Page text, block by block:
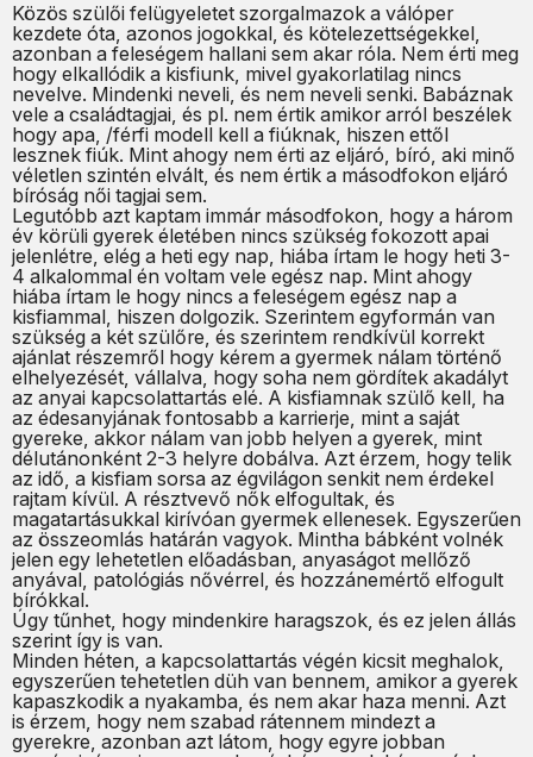
Közös szülői felügyeletet szorgalmazok a válóper
kezdete óta, azonos jogokkal, és kötelezettségekkel,
azonban a feleségem hallani sem akar róla. Nem érti meg
hogy elkallódik a kisfiunk, mivel gyakorlatilag nincs
nevelve. Mindenki neveli, és nem neveli senki. Babáznak
vele a családtagjai, és pl. nem értik amikor arról beszélek
hogy apa, /férfi modell kell a fiúknak, hiszen ettől
lesznek fiúk. Mint ahogy nem érti az eljáró, bíró, aki minő
véletlen szintén elvált, és nem értik a másodfokon eljáró
bíróság női tagjai sem.
Legutóbb azt kaptam immár másodfokon, hogy a három
év körüli gyerek életében nincs szükség fokozott apai
jelenlétre, elég a heti egy nap, hiába írtam le hogy heti 3-
4 alkalommal én voltam vele egész nap. Mint ahogy
hiába írtam le hogy nincs a feleségem egész nap a
kisfiammal, hiszen dolgozik. Szerintem egyformán van
szükség a két szülőre, és szerintem rendkívül korrekt
ajánlat részemről hogy kérem a gyermek nálam történő
elhelyezését, vállalva, hogy soha nem gördítek akadályt
az anyai kapcsolattartás elé. A kisfiamnak szülő kell, ha
az édesanyjának fontosabb a karrierje, mint a saját
gyereke, akkor nálam van jobb helyen a gyerek, mint
délutánonként 2-3 helyre dobálva. Azt érzem, hogy telik
az idő, a kisfiam sorsa az égvilágon senkit nem érdekel
rajtam kívül. A résztvevő nők elfogultak, és
magatartásukkal kirívóan gyermek ellenesek. Egyszerűen
az összeomlás határán vagyok. Mintha bábként volnék
jelen egy lehetetlen előadásban, anyaságot mellőző
anyával, patológiás nővérrel, és hozzánemértő elfogult
bírókkal.
Úgy tűnhet, hogy mindenkire haragszok, és ez jelen állás
szerint így is van.
Minden héten, a kapcsolattartás végén kicsit meghalok,
egyszerűen tehetetlen düh van bennem, amikor a gyerek
kapaszkodik a nyakamba, és nem akar haza menni. Azt
is érzem, hogy nem szabad rátennem mindezt a
gyerekre, azonban azt látom, hogy egyre jobban